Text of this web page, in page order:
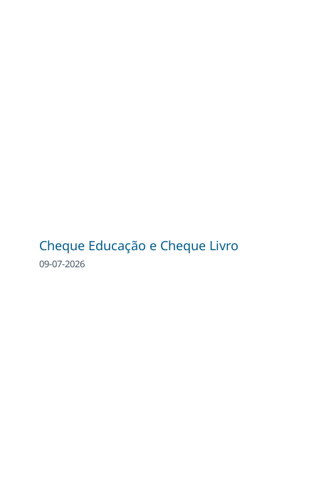
Cheque Educação e Cheque Livro
09-07-2026